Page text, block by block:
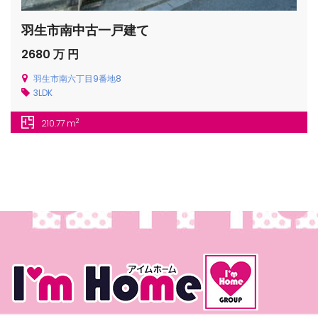
羽生市南中古一戸建て
2680 万 円
羽生市南六丁目9番地8
3LDK
210.77 m2
top-